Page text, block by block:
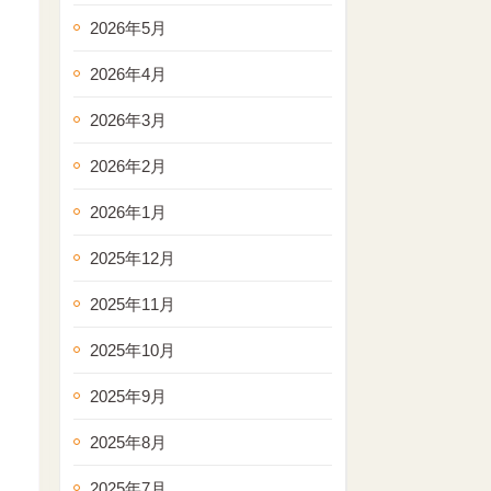
2026年5月
2026年4月
2026年3月
2026年2月
2026年1月
2025年12月
2025年11月
2025年10月
2025年9月
2025年8月